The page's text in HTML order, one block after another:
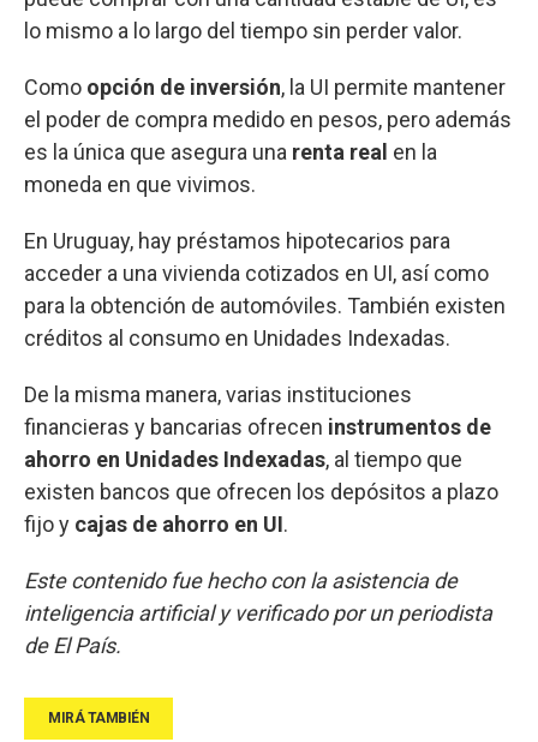
lo mismo a lo largo del tiempo sin perder valor.
Como opción de inversión, la UI permite mantener
el poder de compra medido en pesos, pero además
es la única que asegura una renta real en la
moneda en que vivimos.
En Uruguay, hay préstamos hipotecarios para
acceder a una vivienda cotizados en UI, así como
para la obtención de automóviles. También existen
créditos al consumo en Unidades Indexadas.
De la misma manera, varias instituciones
financieras y bancarias ofrecen instrumentos de
ahorro en Unidades Indexadas, al tiempo que
existen bancos que ofrecen los depósitos a plazo
fijo y cajas de ahorro en UI.
Este contenido fue hecho con la asistencia de
inteligencia artificial y verificado por un periodista
de El País.